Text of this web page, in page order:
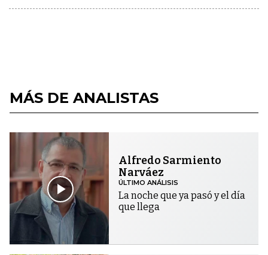
MÁS DE ANALISTAS
Alfredo Sarmiento
Narváez
ÚLTIMO ANÁLISIS
La noche que ya pasó y el día
que llega